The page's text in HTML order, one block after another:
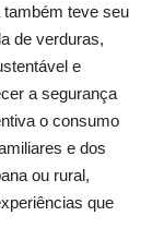
também teve seu
de verduras,
e
a segurança
o consumo
e dos
ou rural,
que